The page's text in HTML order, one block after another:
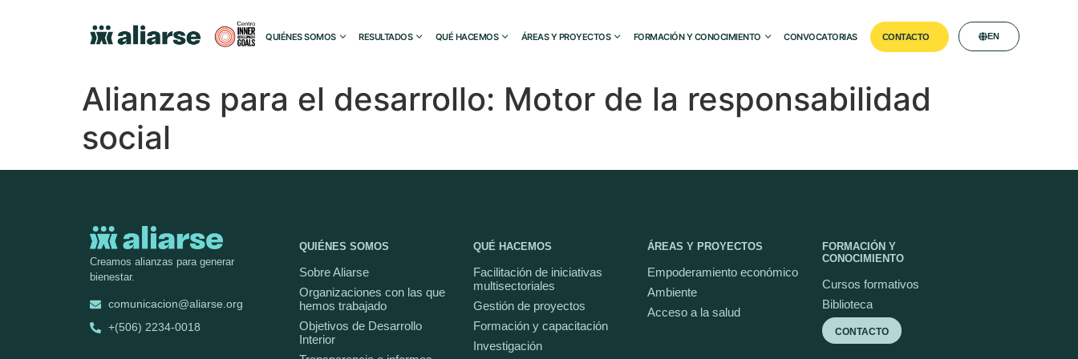
QUIÉNES SOMOS RESULTADOS QUÉ HACEMOS ÁREAS Y PROYECTOS FORMACIÓN Y CONOCIMIENTO CONVOCATORIAS CONTACTO EN
Alianzas para el desarrollo: Motor de la responsabilidad
social
Creamos alianzas para generar
bienestar.
comunicacion@aliarse.org
+(506) 2234-0018
QUIÉNES SOMOS
Sobre Aliarse
Organizaciones con las que
hemos trabajado
Objetivos de Desarrollo
Interior
QUÉ HACEMOS
Facilitación de iniciativas
multisectoriales
Gestión de proyectos
Formación y capacitación
Investigación
ÁREAS Y PROYECTOS
Empoderamiento económico
Ambiente
Acceso a la salud
FORMACIÓN Y
CONOCIMIENTO
Cursos formativos
Biblioteca
CONTACTO